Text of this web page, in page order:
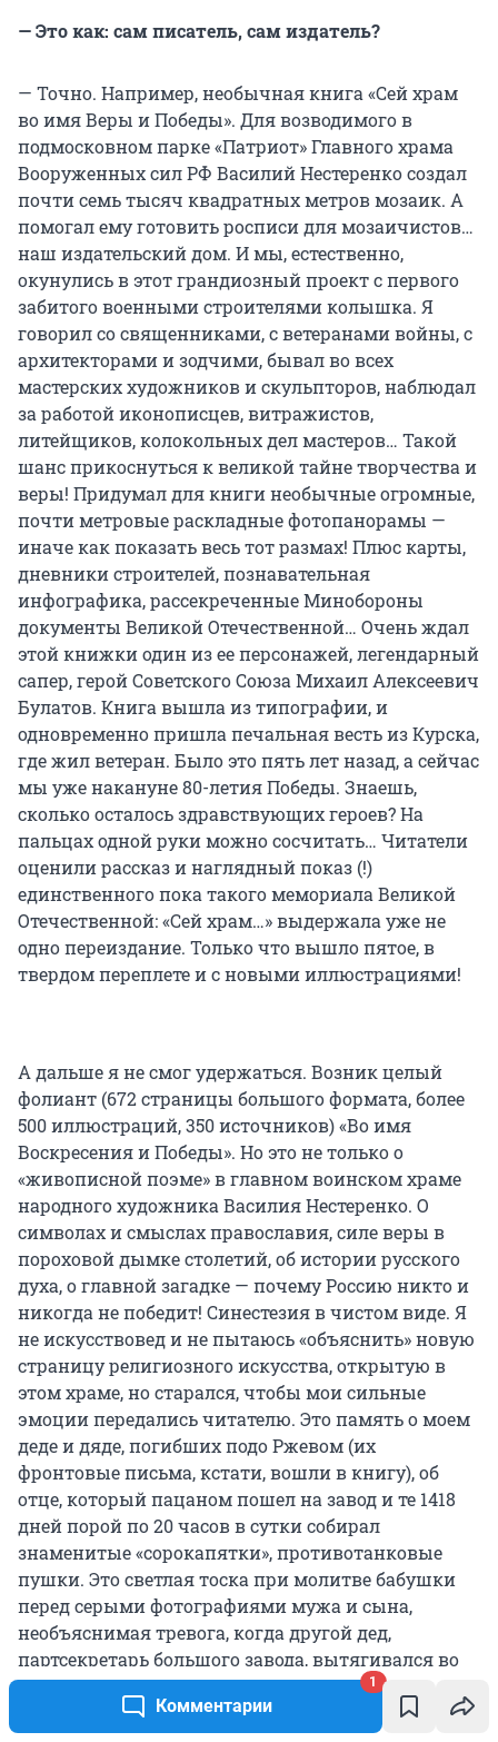
Комментарии
1
— Это как: сам писатель, сам издатель?
— Точно. Например, необычная книга «Сей храм
во имя Веры и Победы». Для возводимого в
подмосковном парке «Патриот» Главного храма
Вооруженных сил РФ Василий Нестеренко создал
почти семь тысяч квадратных метров мозаик. А
помогал ему готовить росписи для мозаичистов…
наш издательский дом. И мы, естественно,
окунулись в этот грандиозный проект с первого
забитого военными строителями колышка. Я
говорил со священниками, с ветеранами войны, с
архитекторами и зодчими, бывал во всех
мастерских художников и скульпторов, наблюдал
за работой иконописцев, витражистов,
литейщиков, колокольных дел мастеров… Такой
шанс прикоснуться к великой тайне творчества и
веры! Придумал для книги необычные огромные,
почти метровые раскладные фотопанорамы —
иначе как показать весь тот размах! Плюс карты,
дневники строителей, познавательная
инфографика, рассекреченные Минобороны
документы Великой Отечественной… Очень ждал
этой книжки один из ее персонажей, легендарный
сапер, герой Советского Союза Михаил Алексеевич
Булатов. Книга вышла из типографии, и
одновременно пришла печальная весть из Курска,
где жил ветеран. Было это пять лет назад, а сейчас
мы уже накануне 80-летия Победы. Знаешь,
сколько осталось здравствующих героев? На
пальцах одной руки можно сосчитать… Читатели
оценили рассказ и наглядный показ (!)
единственного пока такого мемориала Великой
Отечественной: «Сей храм…» выдержала уже не
одно переиздание. Только что вышло пятое, в
твердом переплете и с новыми иллюстрациями!
А дальше я не смог удержаться. Возник целый
фолиант (672 страницы большого формата, более
500 иллюстраций, 350 источников) «Во имя
Воскресения и Победы». Но это не только о
«живописной поэме» в главном воинском храме
народного художника Василия Нестеренко. О
символах и смыслах православия, силе веры в
пороховой дымке столетий, об истории русского
духа, о главной загадке — почему Россию никто и
никогда не победит! Синестезия в чистом виде. Я
не искусствовед и не пытаюсь «объяснить» новую
страницу религиозного искусства, открытую в
этом храме, но старался, чтобы мои сильные
эмоции передались читателю. Это память о моем
деде и дяде, погибших подо Ржевом (их
фронтовые письма, кстати, вошли в книгу), об
отце, который пацаном пошел на завод и те 1418
дней порой по 20 часов в сутки собирал
знаменитые «сорокапятки», противотанковые
пушки. Это светлая тоска при молитве бабушки
перед серыми фотографиями мужа и сына,
необъяснимая тревога, когда другой дед,
партсекретарь большого завода, вытягивался во
фрунт перед портретом Сталина. В университете,
осваивая профессию журналиста, в каникулы я